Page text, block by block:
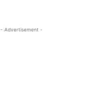
- Advertisement -